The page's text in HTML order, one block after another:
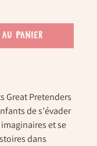
AU PANIER
Great Pretenders
de s'évader
et se
dans